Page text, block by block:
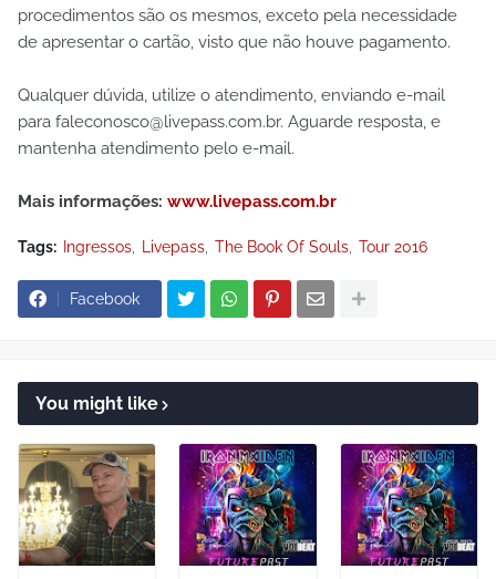
procedimentos são os mesmos, exceto pela necessidade
de apresentar o cartão, visto que não houve pagamento.
Qualquer dúvida, utilize o atendimento, enviando e-mail
para faleconosco@livepass.com.br. Aguarde resposta, e
mantenha atendimento pelo e-mail.
Mais informações: www.livepass.com.br
Tags: Ingressos Livepass The Book Of Souls Tour 2016
Facebook
You might like